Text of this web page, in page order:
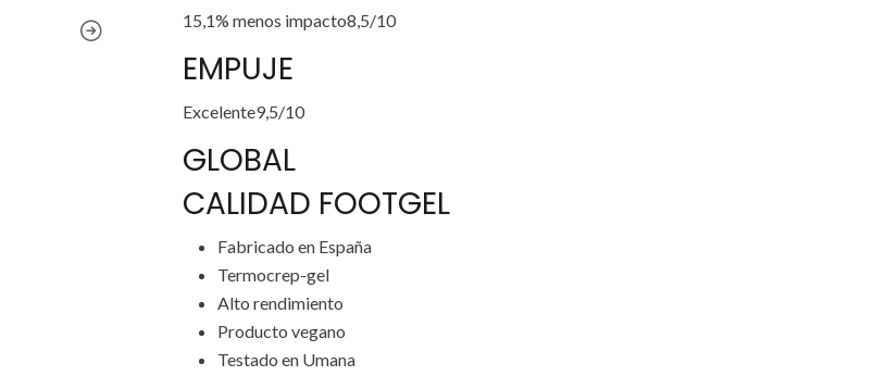
15,1% menos impacto8,5/10
EMPUJE
Excelente9,5/10
GLOBAL
CALIDAD FOOTGEL
Fabricado en España
Termocrep-gel
Alto rendimiento
Producto vegano
Testado en Umana